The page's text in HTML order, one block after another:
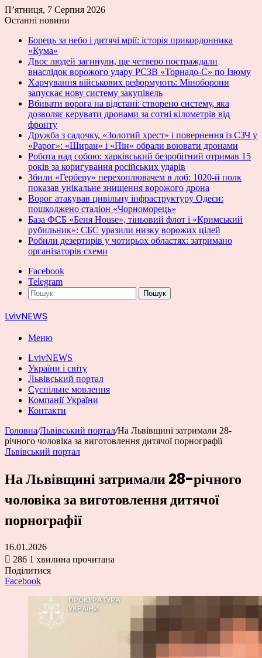
П’ятниця, 7 Серпня 2026
Останні новини
Борець за небо і дитячі мрії: історія прикордонника
«Кума»
Двоє людей загинули, ще четверо постраждали
внаслідок ворожого удару РСЗВ «Торнадо-С» по Ізюму
Харчування військових реформують: Міноборони
запускає нову систему закупівель
Вбивати ворога на відстані: створено систему, яка
дозволяє керувати дронами за сотні кілометрів від
фронту
Дружба з садочку, «Золотий хрест» і повернення із СЗЧ у
«Рарог»: «Ширан» і «Пін» обрали воювати дронами
Робота над собою: харківський безробітний отримав 15
років за коригування російських ударів
Збили «Герберу» перехоплювачем в лоб: 1020-й полк
показав унікальне знищення ворожого дрона
Ворог атакував цивільну інфраструктуру Одеси:
пошкоджено стадіон «Чорноморець»
База ФСБ «Беня House», тіньовий флот і «Кримський
рубильник»: СБС уразили низку ворожих цілей
Робили дезертирів у чотирьох областях: затримано
організаторів схеми
Facebook
Telegram
Пошук
LvivNEWS
Меню
LvivNEWS
України і світу
Львівський портал
Суспільне мовлення
Компанії України
Контакти
Головна/Львівський портал/На Львівщині затримали 28-
річного чоловіка за виготовлення дитячої порнографії
Львівський портал
На Львівщині затримали 28-річного
чоловіка за виготовлення дитячої
порнографії
16.01.2026
286 1 хвилина прочитана
Поділитися
Facebook